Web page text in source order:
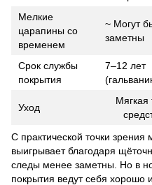
Мелкие
царапины со
временем
~ Могут
заметны
Срок службы
покрытия
7–12 лет
Уход
С практической точки
выигрывает благодаря
следы менее заметны. Но в
покрытия ведут себя хорошо